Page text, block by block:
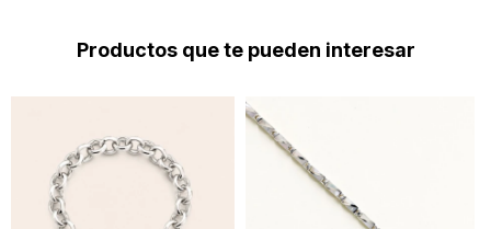
Productos que te pueden interesar